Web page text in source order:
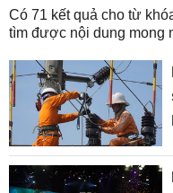
Có 71 kết quả cho từ
tìm được nội dung mong